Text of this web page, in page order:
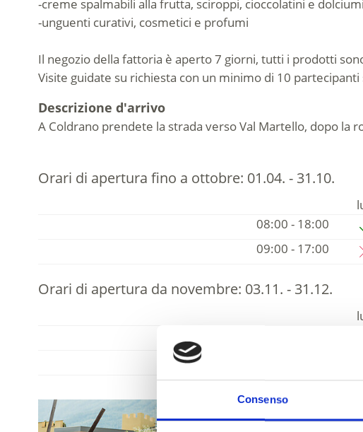
Consenso
-creme spalmabili alla frutta, sciroppi, cioccolatini e dolciumi
-unguenti curativi, cosmetici e profumi
Il negozio della fattoria è aperto 7 giorni, tutti i prodotti
Visite guidate su richiesta con un minimo di 10
Descrizione d'arrivo
A Coldrano prendete la strada verso Val Martello, dopo la
Orari di apertura fino a ottobre: 01.04. - 31.10.
08:00 - 18:00
09:00 - 17:00
Orari di apertura da novembre: 03.11. - 31.12.